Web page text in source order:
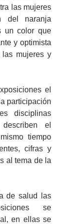
las mujeres
del naranja
un color que
y optimista
las mujeres y
el
participación
disciplinas
el
tiempo
cifras y
al tema de la
de salud las
se
en ellas se